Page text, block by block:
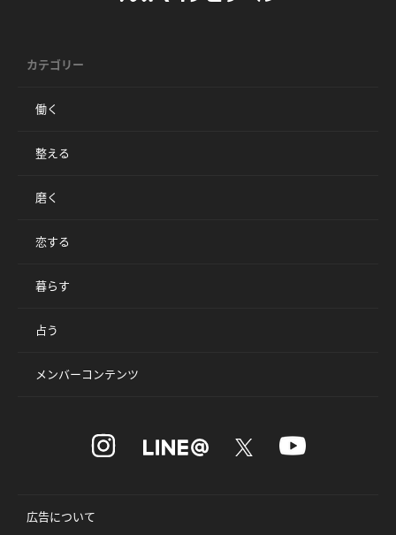
カテゴリー
働く
整える
磨く
恋する
暮らす
占う
メンバーコンテンツ
広告について